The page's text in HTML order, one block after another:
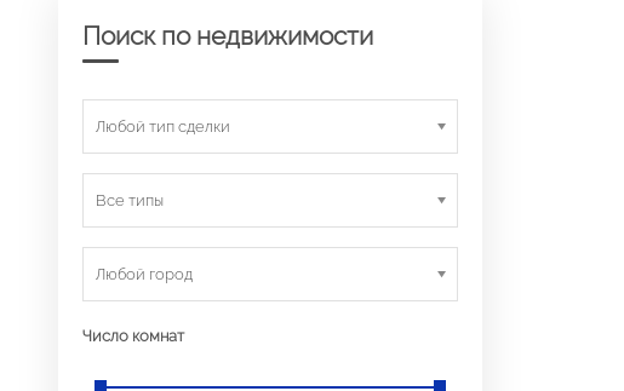
Поиск по недвижимости
Любой тип сделки
Все типы
Любой город
Число комнат